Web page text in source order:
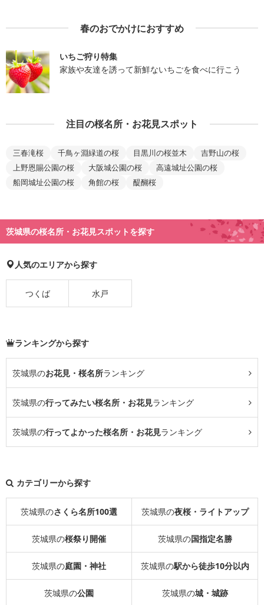
春のおでかけにおすすめ
いちご狩り特集
家族や友達を誘って新鮮ないちごを食べに行こう
注目の桜名所・お花見スポット
三春滝桜 千鳥ヶ淵緑道の桜 目黒川の桜並木
吉野山の桜
上野恩賜公園の桜
大阪城公園の桜
高遠城址公園の桜
船岡城址公園の桜
角館の桜 醍醐桜
茨城県の桜名所・お花見スポットを探す
人気のエリアから探す
つくば 水戸
ランキングから探す
茨城県のお花見・桜名所ランキング
茨城県の行ってみたい桜名所・お花見ランキング
茨城県の行ってよかった桜名所・お花見ランキング
カテゴリーから探す
茨城県のさくら名所100選 茨城県の夜桜・ライトアップ
茨城県の桜祭り開催 茨城県の国指定名勝
茨城県の庭園・神社 茨城県の駅から徒歩10分以内
茨城県の公園 茨城県の城・城跡